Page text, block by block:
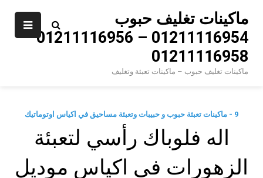
content
ماكينات تغليف حبوب
01211116954 – 01211116956 –
01211116958
ماكينات تغليف حبوب – ماكينات تعبئة وتغليف
9 - ماكينات تعبئة حبوب و حبيبات وتعبئة مساحيق في اكياس اوتوماتيك
اله فلوباك رأسي لتعبئة
الزهورات في اكياس موديل